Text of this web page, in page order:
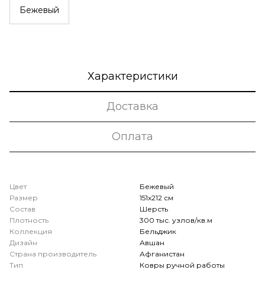
Бежевый
Характеристики
Доставка
Оплата
Цвет
Бежевый
Размер
151x212 см
Состав
Шерсть
Плотность
300 тыс. узлов/кв.м
Коллекция
Бельджик
Дизайн
Авшан
Страна производитель
Афганистан
Тип
Ковры ручной работы